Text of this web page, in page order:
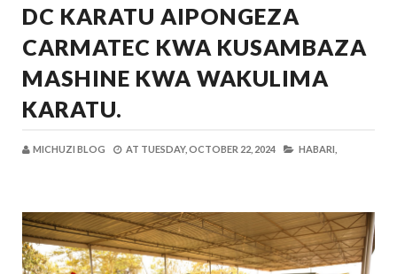
DC KARATU AIPONGEZA
CARMATEC KWA KUSAMBAZA
MASHINE KWA WAKULIMA
KARATU.
MICHUZI BLOG AT TUESDAY, OCTOBER 22, 2024 HABARI,